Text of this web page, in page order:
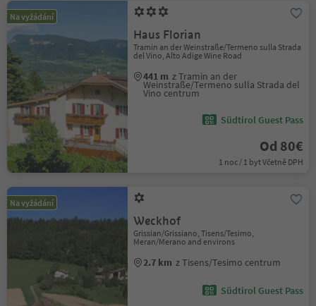
Na vyžádání
Haus Florian
Tramin an der Weinstraße/Termeno sulla Strada
del Vino, Alto Adige Wine Road
441 m z Tramin an der
Weinstraße/Termeno sulla Strada del
Vino centrum
Südtirol Guest Pass
Od 80€
1 noc / 1 byt Včetně DPH
Na vyžádání
Weckhof
Grissian/Grissiano, Tisens/Tesimo,
Meran/Merano and environs
2.7 km z Tisens/Tesimo centrum
Südtirol Guest Pass